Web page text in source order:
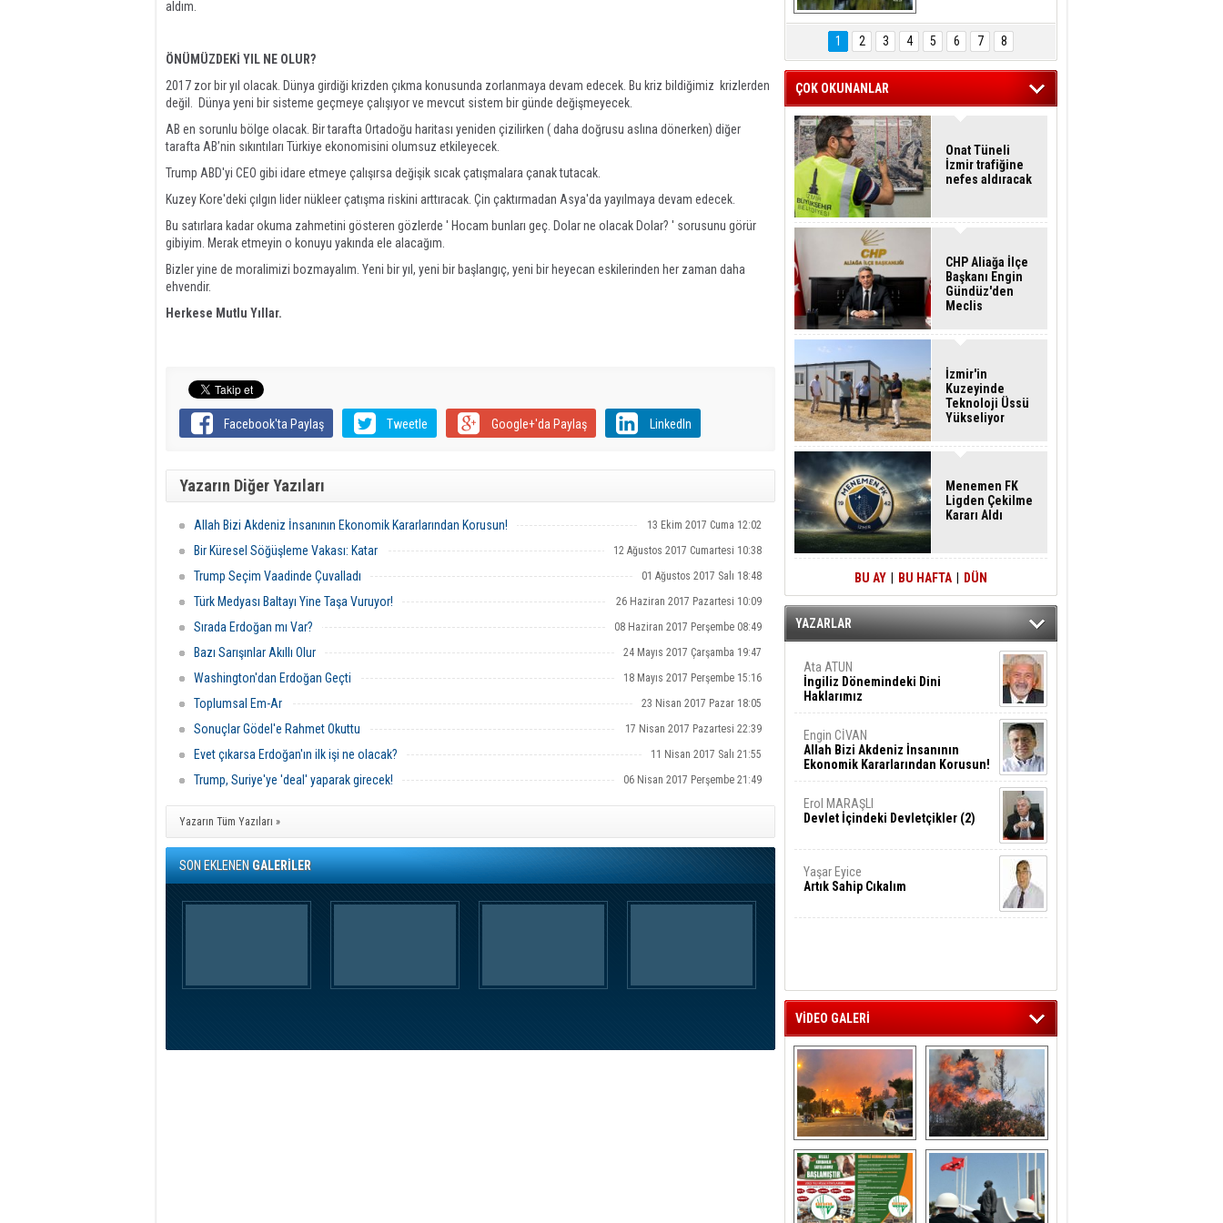
aldım.
ÖNÜMÜZDEKİ YIL NE OLUR?
2017 zor bir yıl olacak. Dünya girdiği krizden çıkma konusunda zorlanmaya devam edecek. Bu kriz bildiğimiz krizlerden
değil. Dünya yeni bir sisteme geçmeye çalışıyor ve mevcut sistem bir günde değişmeyecek.
AB en sorunlu bölge olacak. Bir tarafta Ortadoğu haritası yeniden çizilirken ( daha doğrusu aslına dönerken) diğer
tarafta AB’nin sıkıntıları Türkiye ekonomisini olumsuz etkileyecek.
Trump ABD'yi CEO gibi idare etmeye çalışırsa değişik sıcak çatışmalara çanak tutacak.
Kuzey Kore'deki çılgın lider nükleer çatışma riskini arttıracak. Çin çaktırmadan Asya'da yayılmaya devam edecek.
Bu satırlara kadar okuma zahmetini gösteren gözlerde ' Hocam bunları geç. Dolar ne olacak Dolar? ' sorusunu görür
gibiyim. Merak etmeyin o konuyu yakında ele alacağım.
Bizler yine de moralimizi bozmayalım. Yeni bir yıl, yeni bir başlangıç, yeni bir heyecan eskilerinden her zaman daha
ehvendir.
Herkese Mutlu Yıllar.
Facebook'ta Paylaş Tweetle Google+'da Paylaş LinkedIn
Yazarın Diğer Yazıları
Allah Bizi Akdeniz İnsanının Ekonomik Kararlarından Korusun! 13 Ekim 2017 Cuma 12:02
Bir Küresel Söğüşleme Vakası: Katar 12 Ağustos 2017 Cumartesi 10:38
Trump Seçim Vaadinde Çuvalladı 01 Ağustos 2017 Salı 18:48
Türk Medyası Baltayı Yine Taşa Vuruyor! 26 Haziran 2017 Pazartesi 10:09
Sırada Erdoğan mı Var? 08 Haziran 2017 Perşembe 08:49
Bazı Sarışınlar Akıllı Olur 24 Mayıs 2017 Çarşamba 19:47
Washington'dan Erdoğan Geçti 18 Mayıs 2017 Perşembe 15:16
Toplumsal Em-Ar 23 Nisan 2017 Pazar 18:05
Sonuçlar Gödel'e Rahmet Okuttu 17 Nisan 2017 Pazartesi 22:39
Evet çıkarsa Erdoğan'ın ilk işi ne olacak? 11 Nisan 2017 Salı 21:55
Trump, Suriye'ye 'deal' yaparak girecek! 06 Nisan 2017 Perşembe 21:49
Yazarın Tüm Yazıları »
SON EKLENENGALERİLER
Hasan Eser'in
Objektifinden
1 2 3 4 5 6 7 8
ÇOK OKUNANLAR
Onat Tüneli
İzmir trafiğine
nefes aldıracak
CHP Aliağa İlçe
Başkanı Engin
Gündüz'den
Meclis
Çağrısı
İzmir'in
Kuzeyinde
Teknoloji Üssü
Yükseliyor
Menemen FK
Ligden Çekilme
Kararı Aldı
BU AY BU HAFTA DÜN
YAZARLAR
Ata ATUN
İngiliz Dönemindeki Dini
Haklarımız
Engin CİVAN
Allah Bizi Akdeniz İnsanının
Ekonomik Kararlarından Korusun!
Erol MARAŞLI
Devlet İçindeki Devletçikler (2)
Yaşar Eyice
Artık Sahip Cıkalım
VİDEO GALERİ
Aliağa ‘da  otluk
alanda çıkan
yangın evlere
sıçramadan
söndürüldü
Aliağa'nın Ciğerleri